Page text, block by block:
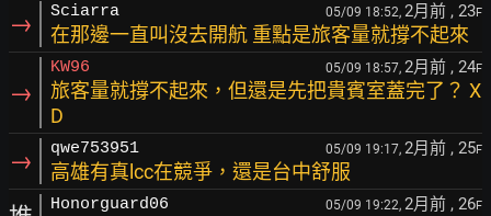
→ Sciarra 05/09 18:52, 2月前 , 23F
在那邊一直叫沒去開航 重點是旅客量就撐不起來
→
KW96 05/09 18:57, 2月前 , 24F
旅客量就撐不起來，但還是先把貴賓室蓋完了？ X
D
→ qwe753951 05/09 19:17, 2月前 , 25F
高雄有真lcc在競爭，還是台中舒服
Honorguard06 05/09 19:22, 2月前 , 26F